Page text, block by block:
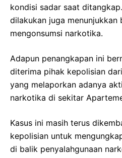
kondisi sadar saat
dilakukan juga
mengonsumsi narkotika.
Adapun penangkapan ini
diterima pihak kepolisian
yang melaporkan adanya
narkotika di sekitar
Kasus ini masih terus
kepolisian untuk
di balik penyalahgunaan